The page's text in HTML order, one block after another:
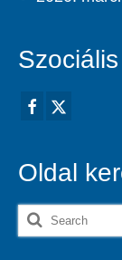
Szociális
Oldal
Search
for: